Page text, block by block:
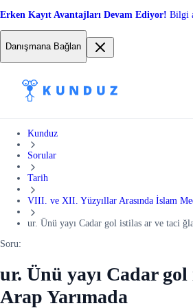
Erken Kayıt Avantajları Devam Ediyor! Bilgi
Danışmana Bağlan
Kunduz
Sorular
Tarih
VIII. ve XII. Yüzyıllar Arasında İslam
ur. Ünü yayı Cadar gol istilas ar ve taci
Soru:
ur. Ünü yayı Cadar
Arap Yarımada